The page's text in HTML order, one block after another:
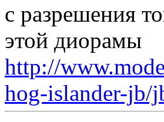
с разрешения
этой диорамы
http://
hog-islander-jb/